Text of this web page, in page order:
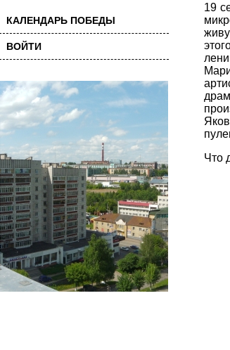
КАЛЕНДАРЬ ПОБЕДЫ
ВОЙТИ
19
Что